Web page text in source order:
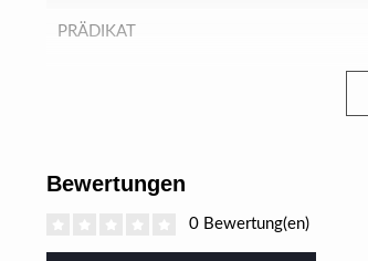
PRÄDIKAT
Bewertungen
0 Bewertung(en)